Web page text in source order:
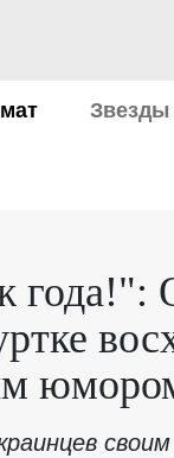
Звезды
года!":